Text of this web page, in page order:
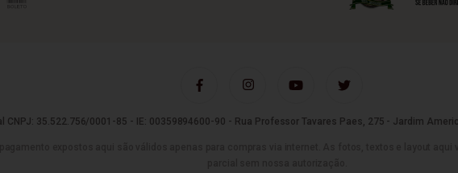
CNPJ: 35.522.756/0001-85 - IE: 00359894600-90 - Rua Professor Tavares Paes, 275 - Jardim